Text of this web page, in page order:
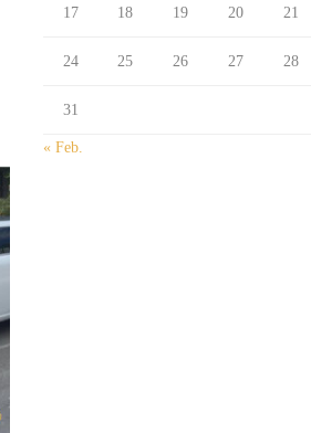
17 18 19 20 21
24 25 26 27 28
31
« Feb.